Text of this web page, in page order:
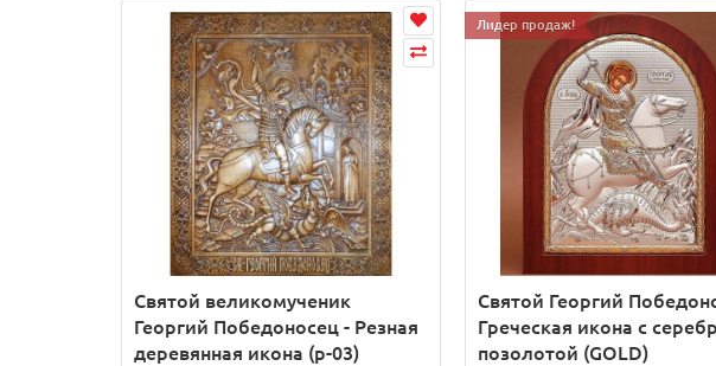
Святой великомученик
Георгий Победоносец - Резная
деревянная икона (р-03)
Лидер продаж!
Святой Георгий
Греческая икона с
позолотой (GOLD)